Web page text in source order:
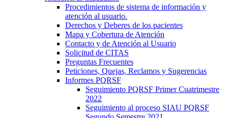
Procedimientos de sistema de información y
atención al usuario.
Derechos y Deberes de los pacientes
Mapa y Cobertura de Atención
Contacto y de Atención al Usuario
Solicitud de CITAS
Preguntas Frecuentes
Peticiones, Quejas, Reclamos y Sugerencias
Informes PQRSF
Seguimiento PQRSF Primer Cuatrimestre
2022
Seguimiento al proceso SIAU PQRSF